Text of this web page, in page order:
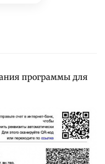
программы для